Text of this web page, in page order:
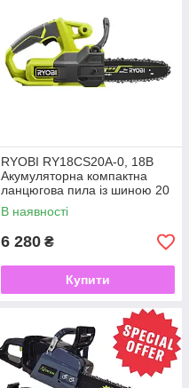
RYOBI RY18CS20A-0, 18В
Акумуляторна компактна
ланцюгова пила із шиною 20
см
В наявності
6 280 ₴
Купити